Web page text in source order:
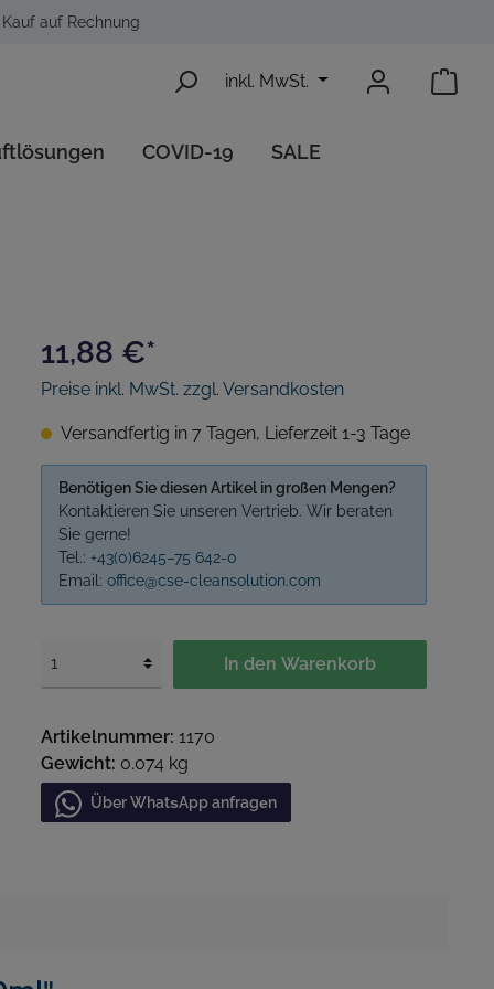
auf Rechnung
inkl. MwSt.
COVID-19 SALE
11,88 €*
Preise inkl. MwSt. zzgl. Versandkosten
Versandfertig in 7 Tagen, Lieferzeit 1-3 Tage
Benötigen Sie diesen Artikel in großen Mengen?
Kontaktieren Sie unseren Vertrieb. Wir beraten
Sie gerne!
Tel.: +43(0)6245–75 642-0
Email: office@cse-cleansolution.com
In den Warenkorb
Artikelnummer: 1170
Gewicht: 0.074 kg
Über WhatѕApp anfragеn